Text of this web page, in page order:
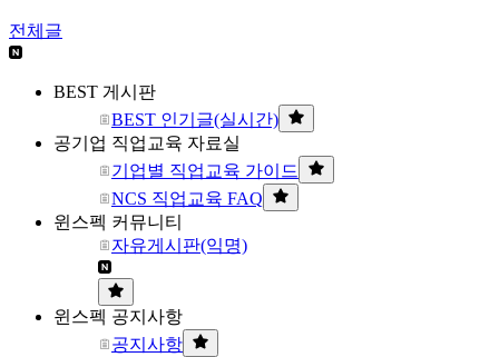
전체글
BEST 게시판
BEST 인기글(실시간)
공기업 직업교육 자료실
기업별 직업교육 가이드
NCS 직업교육 FAQ
윈스펙 커뮤니티
자유게시판(익명)
윈스펙 공지사항
공지사항